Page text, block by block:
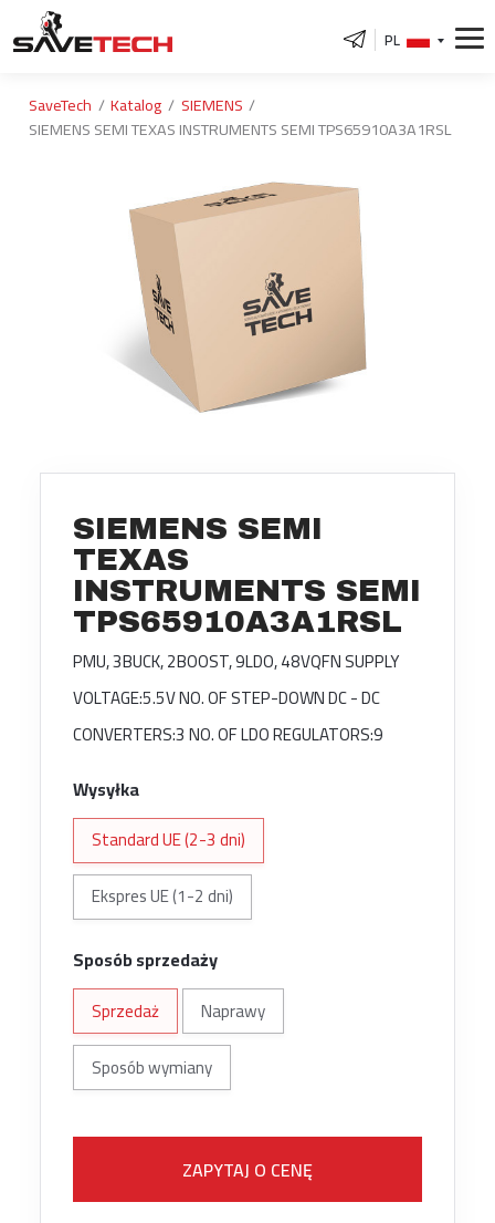
PL
SaveTech Katalog
SIEMENS
SIEMENS SEMI TEXAS INSTRUMENTS SEMI TPS65910A3A1RSL
SIEMENS SEMI
TEXAS
INSTRUMENTS SEMI
TPS65910A3A1RSL
PMU, 3BUCK, 2BOOST, 9LDO, 48VQFN SUPPLY
VOLTAGE:5.5V NO. OF STEP-DOWN DC - DC
CONVERTERS:3 NO. OF LDO REGULATORS:9
Wysyłka
Standard UE (2-3 dni)
Ekspres UE (1-2 dni)
Sposób sprzedaży
Sprzedaż
Naprawy
Sposób wymiany
ZAPYTAJ O CENĘ